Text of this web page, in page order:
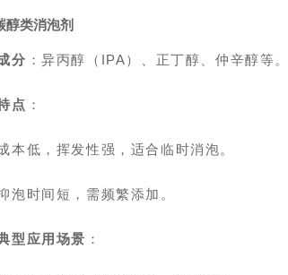
醇类消泡剂
分 ：异丙醇（IPA）、正丁醇、仲辛醇等。
点 ：
本低，挥发性强，适合临时消泡。
泡时间短，需频繁添加。
型应用场景 ：